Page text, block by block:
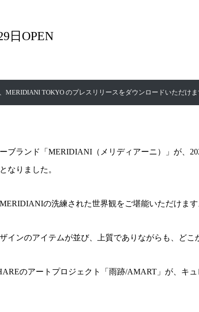
日OPEN
MERIDIANI TOKYO のプレスリリースをダウンロードいただけま
ブランド「MERIDIANI（メリディアーニ）」が、
なりました。
の洗練された世界観をご堪能いただけま
インのアイテムが並び、上質でありながらも、ど
のアートプロジェクト「雨跡/AMART」が、キ